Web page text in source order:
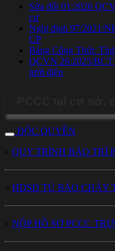
Sửa đổi 01:2026
cư
Nghị định 97/2021/
CP
Bảng Công Thức
QCVN 26:2025/BCT
lưới điện
ĐỘC QUYỀN
» QUY TRÌNH BẢO TRÌ
» HDSD TỦ BÁO CHÁY
» NỘP HỒ SƠ PCCC